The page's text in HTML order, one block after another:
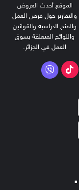
الموقع أحدث العروض
والتقارير حول فرص العمل
والمنح الدراسية والقوانين
واللوائح المتعلقة بسوق
العمل في الجزائر.
‫TikTokفايبر